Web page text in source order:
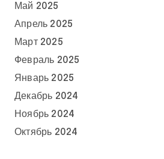
Май 2025
Апрель 2025
Март 2025
Февраль 2025
Январь 2025
Декабрь 2024
Ноябрь 2024
Октябрь 2024